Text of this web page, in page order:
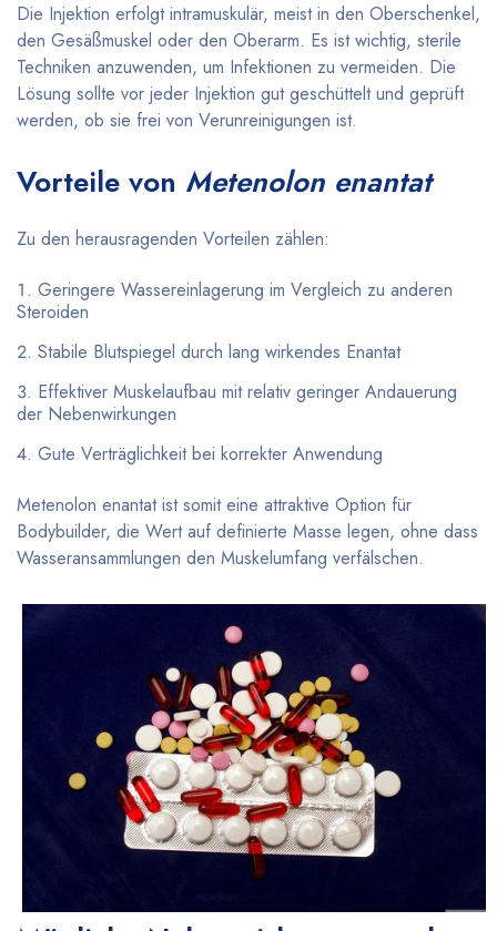
Die Injektion erfolgt intramuskulär, meist in den Oberschenkel,
den Gesäßmuskel oder den Oberarm. Es ist wichtig, sterile
Techniken anzuwenden, um Infektionen zu vermeiden. Die
Lösung sollte vor jeder Injektion gut geschüttelt und geprüft
werden, ob sie frei von Verunreinigungen ist.
Vorteile von Metenolon enantat
Zu den herausragenden Vorteilen zählen:
Geringere Wassereinlagerung im Vergleich zu anderen
Steroiden
Stabile Blutspiegel durch lang wirkendes Enantat
Effektiver Muskelaufbau mit relativ geringer Andauerung
der Nebenwirkungen
Gute Verträglichkeit bei korrekter Anwendung
Metenolon enantat ist somit eine attraktive Option für
Bodybuilder, die Wert auf definierte Masse legen, ohne dass
Wasseransammlungen den Muskelumfang verfälschen.